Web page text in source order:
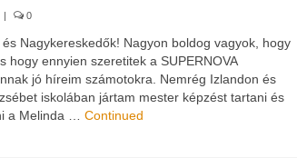
0
Nagykereskedők! Nagyon boldog vagyok, hogy
hogy ennyien szeretitek a SUPERNOVA
jó híreim számotokra. Nemrég Izlandon és
iskolában jártam mester képzést tartani és
a Melinda … Continued